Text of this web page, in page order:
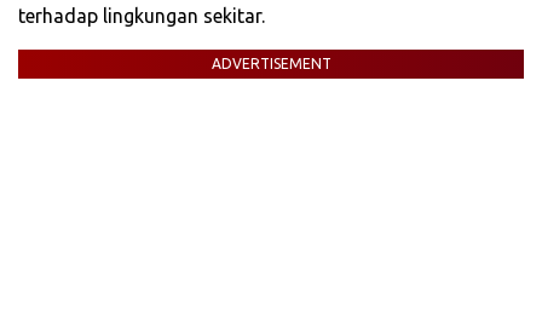
terhadap lingkungan sekitar.
ADVERTISEMENT